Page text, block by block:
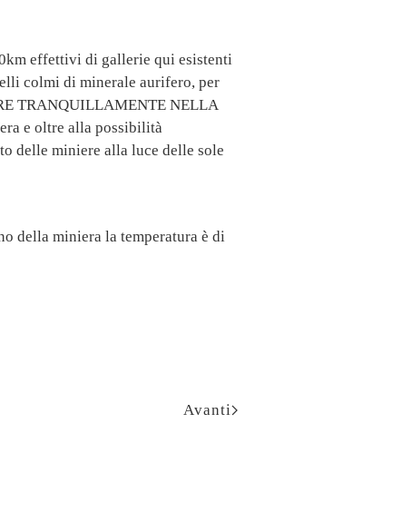
effettivi di gallerie qui esistenti
colmi di minerale aurifero, per
TRANQUILLAMENTE NELLA
e oltre alla possibilità
delle miniere alla luce delle sole
della miniera la temperatura è di
Avanti